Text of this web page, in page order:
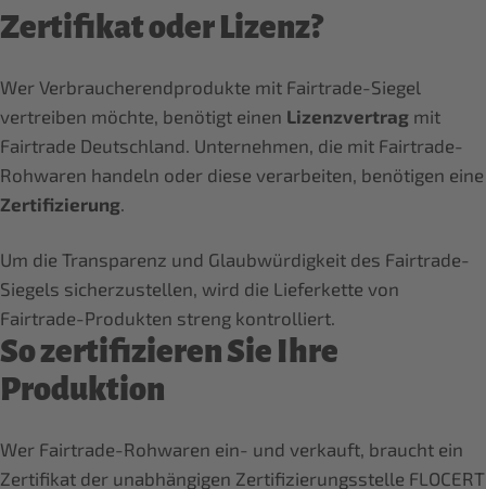
Zertifikat oder Lizenz?
Wer Verbraucherendprodukte mit Fairtrade-Siegel
vertreiben möchte, benötigt einen Lizenzvertrag mit
Fairtrade Deutschland. Unternehmen, die mit Fairtrade-
Rohwaren handeln oder diese verarbeiten, benötigen eine
Zertifizierung.
Um die Transparenz und Glaubwürdigkeit des Fairtrade-
Siegels sicherzustellen, wird die Lieferkette von
Fairtrade-Produkten streng kontrolliert.
So zertifizieren Sie Ihre
Produktion
Wer Fairtrade-Rohwaren ein- und verkauft, braucht ein
Zertifikat der unabhängigen Zertifizierungsstelle FLOCERT